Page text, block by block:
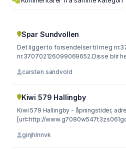
Spar Sundvollen
Det ligger to forsendelser til meg
nr.370702126099069652.Disse blir
carsten sandvold
Kiwi 579 Hallingby
Kiwi 579 Hallingby - åpningstider,
[url=http://
ginjhlnnvk